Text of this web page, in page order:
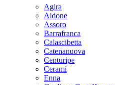
Agira
Aidone
Assoro
Barrafranca
Calascibetta
Catenanuova
Centuripe
Cerami
Enna